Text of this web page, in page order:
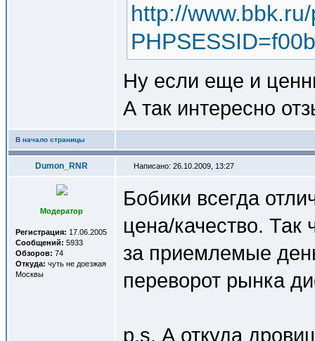
http://
Ну если еще и
А так интересно
В начало страницы
Dumon_RNR Написано: 26.10.2009, 13:27
Модератор
Регистрация: 17.06.2005
Сообщений: 5933
Обзоров: 74
Откуда: чуть не доезжая
Москвы
Бобики всегда
цена/качество. Так
за приемлемые
переворот рынка
p.s. А откуда